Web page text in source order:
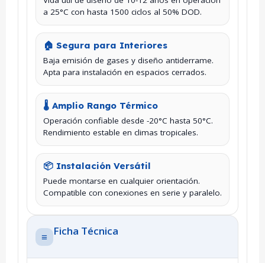
a 25°C con hasta 1500 ciclos al 50% DOD.
🏠 Segura para Interiores
Baja emisión de gases y diseño antiderrame.
Apta para instalación en espacios cerrados.
🌡️ Amplio Rango Térmico
Operación confiable desde -20°C hasta 50°C.
Rendimiento estable en climas tropicales.
📦 Instalación Versátil
Puede montarse en cualquier orientación.
Compatible con conexiones en serie y paralelo.
≡ Ficha Técnica